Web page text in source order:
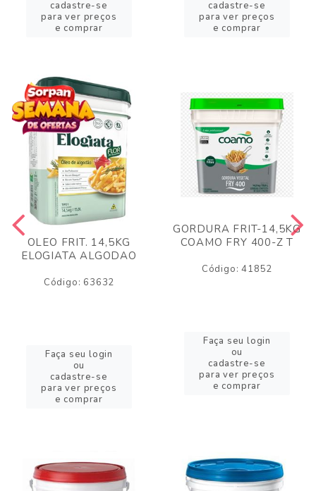
cadastre-se
para ver preços
e comprar
cadastre-se
para ver preços
e comprar
OLEO FRIT. 14,5KG
ELOGIATA ALGODAO
Código: 63632
Faça seu login
ou
cadastre-se
para ver preços
e comprar
GORDURA FRIT-14,5KG
COAMO FRY 400-Z T
Código: 41852
Faça seu login
ou
cadastre-se
para ver preços
e comprar